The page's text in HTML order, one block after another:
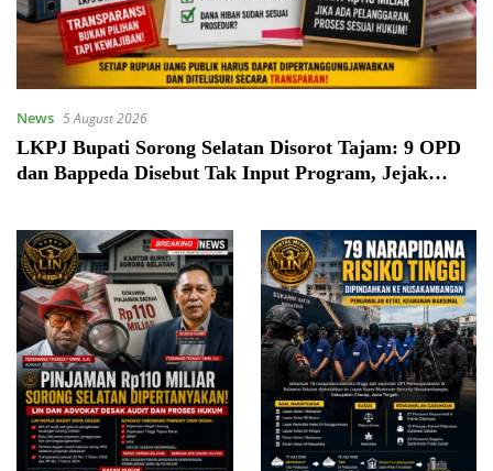
News 5 August 2026
LKPJ Bupati Sorong Selatan Disorot Tajam: 9 OPD
dan Bappeda Disebut Tak Input Program, Jejak